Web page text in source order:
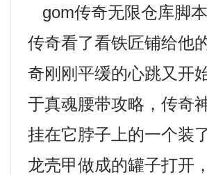
gom传奇无限仓库脚
传奇看了看铁匠铺给他
奇刚刚平缓的心跳又开
于真魂腰带攻略，传奇
挂在它脖子上的一个装
龙壳甲做成的罐子打开